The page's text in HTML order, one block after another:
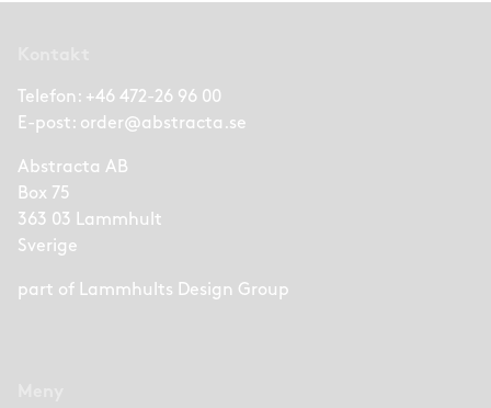
Telefon: +46 472-26 96 00
E-post: order@abstracta.se
Abstracta AB
Box 75
363 03 Lammhult
Sverige
part of Lammhults Design Group